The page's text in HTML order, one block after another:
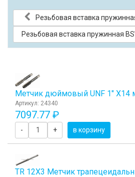
Резьбовая вставка
Резьбовая вставка пружинная
Метчик дюймовый UNF 1" Х14
Артикул: 24340
7097.77 ₽
- + в корзину
TR 12Х3 Метчик